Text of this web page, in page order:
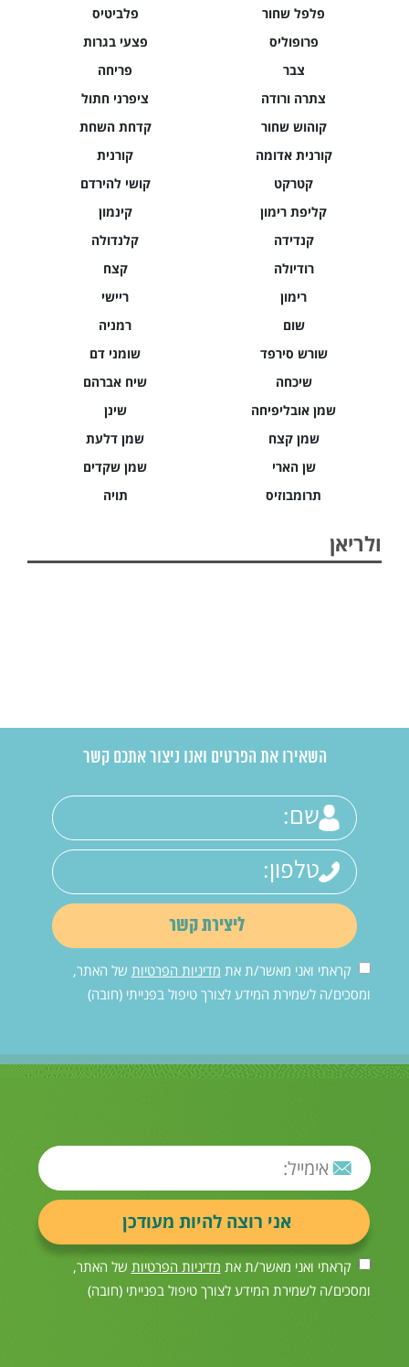
פלביטיס
פלפל שחור
פצעי בגרות
פרופוליס
פריחה
צבר
ציפרני חתול
צתרה ורודה
קדחת השחת
קוהוש שחור
קורנית
קורנית אדומה
קושי להירדם
קטרקט
קינמון
קליפת רימון
קלנדולה
קנדידה
קצח
רודיולה
ריישי
רימון
רמניה
שום
שומני דם
שורש סירפד
שיח אברהם
שיכחה
שינן
שמן אובליפיחה
שמן דלעת
שמן קצח
שמן שקדים
שן הארי
תויה
תרומבוזיס
ולריאן
השאירו את הפרטים ואנו ניצור אתכם קשר
קראתי ואני מאשר/ת את מדיניות הפרטיות של האתר,
ומסכים/ה לשמירת המידע לצורך טיפול בפנייתי (חובה)
קראתי ואני מאשר/ת את מדיניות הפרטיות של האתר,
ומסכים/ה לשמירת המידע לצורך טיפול בפנייתי (חובה)